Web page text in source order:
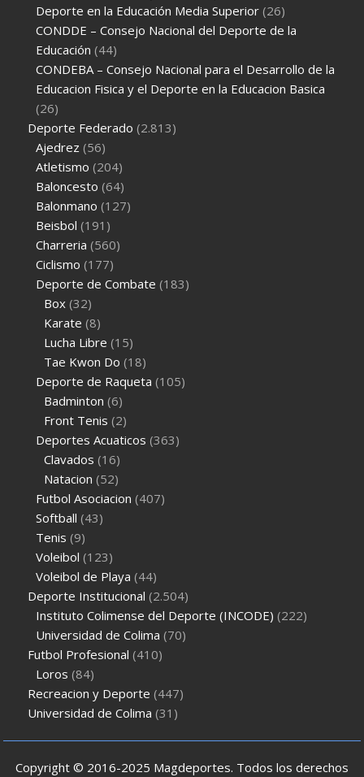
Deporte en la Educación Media Superior (26)
CONDDE – Consejo Nacional del Deporte de la
Educación (44)
CONDEBA – Consejo Nacional para el Desarrollo de la
Educacion Fisica y el Deporte en la Educacion Basica
(26)
Deporte Federado (2.813)
Ajedrez (56)
Atletismo (204)
Baloncesto (64)
Balonmano (127)
Beisbol (191)
Charreria (560)
Ciclismo (177)
Deporte de Combate (183)
Box (32)
Karate (8)
Lucha Libre (15)
Tae Kwon Do (18)
Deporte de Raqueta (105)
Badminton (6)
Front Tenis (2)
Deportes Acuaticos (363)
Clavados (16)
Natacion (52)
Futbol Asociacion (407)
Softball (43)
Tenis (9)
Voleibol (123)
Voleibol de Playa (44)
Deporte Institucional (2.504)
Instituto Colimense del Deporte (INCODE) (222)
Universidad de Colima (70)
Futbol Profesional (410)
Loros (84)
Recreacion y Deporte (447)
Universidad de Colima (31)
Copyright © 2016-2025 Magdeportes. Todos los derechos